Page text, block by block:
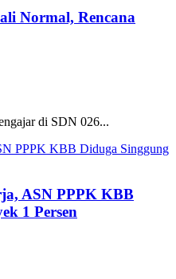
Normal, Rencana
di SDN 026...
ASN PPPK KBB
1 Persen